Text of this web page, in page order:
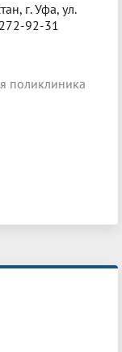
г. Уфа, ул.
92-31
поликлиника